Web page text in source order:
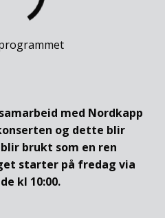
med Nordkapp
og dette blir
brukt som en ren
starter på fredag via
kl 10:00.